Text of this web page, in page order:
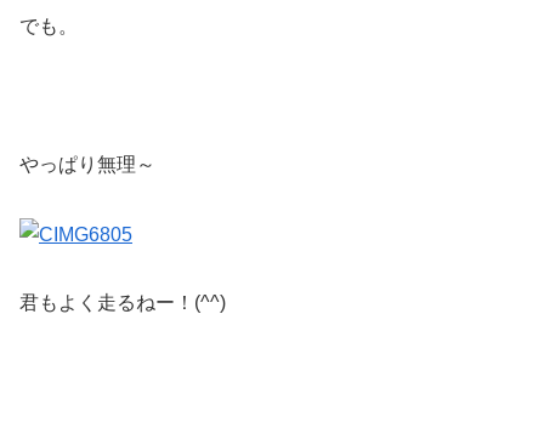
でも。
やっぱり無理～
君もよく走るねー！(^^)